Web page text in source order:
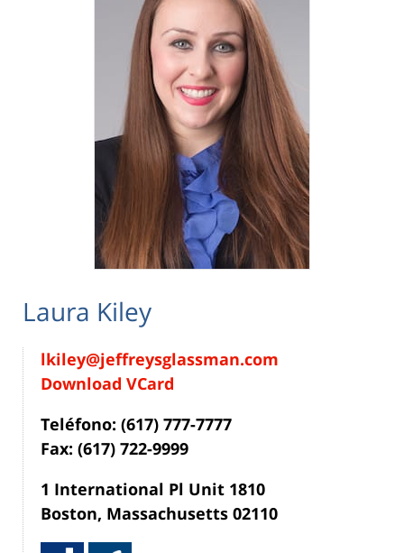
Laura Kiley
lkiley@jeffreysglassman.com
Download VCard
Teléfono: (617) 777-7777
Fax: (617) 722-9999
1 International Pl Unit 1810
Boston, Massachusetts 02110